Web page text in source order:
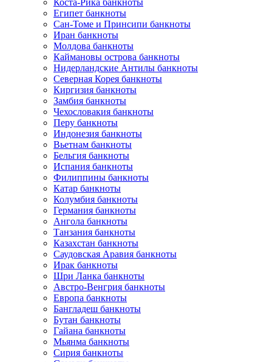
Коста-Рика банкноты
Египет банкноты
Сан-Томе и Принсипи банкноты
Иран банкноты
Молдова банкноты
Каймановы острова банкноты
Нидерландские Антилы банкноты
Северная Корея банкноты
Киргизия банкноты
Замбия банкноты
Чехословакия банкноты
Перу банкноты
Индонезия банкноты
Вьетнам банкноты
Бельгия банкноты
Испания банкноты
Филиппины банкноты
Катар банкноты
Колумбия банкноты
Германия банкноты
Ангола банкноты
Танзания банкноты
Казахстан банкноты
Саудовская Аравия банкноты
Ирак банкноты
Шри Ланка банкноты
Австро-Венгрия банкноты
Европа банкноты
Бангладеш банкноты
Бутан банкноты
Гайана банкноты
Мьянма банкноты
Сирия банкноты